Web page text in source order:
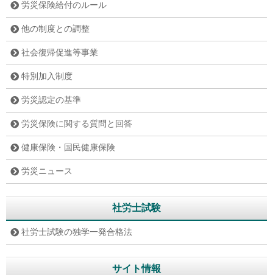
労災保険給付のルール
他の制度との調整
社会復帰促進等事業
特別加入制度
労災認定の基準
労災保険に関する質問と回答
健康保険・国民健康保険
労災ニュース
社労士試験
社労士試験の独学一発合格法
サイト情報